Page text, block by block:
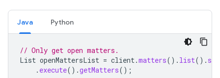
Java Python
// Only get open matters.
List openMattersList = client.matters(). list().
. execute().getMatters();